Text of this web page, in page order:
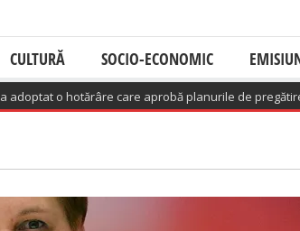
CULTURĂ SOCIO-ECONOMIC
care aprobă planurile de pregătire pentru riscuri